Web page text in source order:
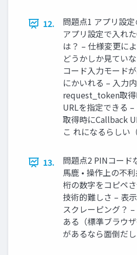
12.
問題点1 アプリ設
アプリ設定で入れ
は？ – 仕様変更に
どうかしか見てい
コード入力モード
にかいれる – 入力
request_token取
URLを指定できる
取得時にCallback
こ れになるらしい
13.
問題点2 PINコード
馬鹿 • 操作上の不
桁の数字をコピペ
技術的難しさ – 表
スクレーピング？
ある（標準ブラウ
があるなら面倒だ